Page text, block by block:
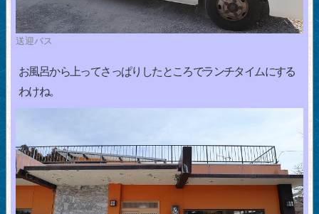
送迎バス
お風呂から上ってさっぱりしたところでランチタイムにする
わけね。